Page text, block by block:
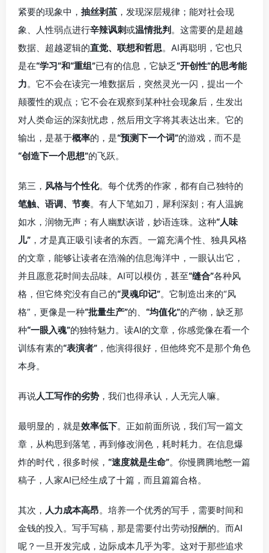
紧要的现象中， 抽丝剥茧 ，发现深层规律；能对社会现
象、人性弱点进行辛辣讽刺或温情批判。这需要的是超越
数据、超越逻辑的直觉、联想和哲思。AI再聪明，它也只
是在“学习”和“重组”已有的信息，它缺乏“开创性”的思考能
力。它不会在读完一堆数据后，突然灵光一闪，提出一个
颠覆性的观点；它不会在观察到某种社会现象后，生发出
对人类命运的深刻忧虑，然后用文字将其表达出来。它的
输出，是基于概率的，是“预测下一个词”的游戏，而不是
“创造下一个思想”的飞跃。
第三， 风格与个性化。每个优秀的作家，都有自己独特的
笔触、语调、节奏。有人下笔如刀，犀利深刻；有人温婉
如水，润物无声；有人幽默诙谐，妙语连珠。这种“人味
儿” ，才是真正吸引读者的东西。一篇充满个性、独具风格
的文章，能够让读者在浩瀚的信息海洋中，一眼认出它，
并且愿意花时间去品味。AI可以模仿，甚至“缝合”各种风
格，但它终究没有自己的“灵魂印记”。它制造出来的“风
格”，更像是一种“批量生产”的、 “均值化”的产物，缺乏那
种“一眼入魂”的独特魅力。读AI的文章，你感觉像在看一个
训练有素的“表演者” ，他演得很好，但他终究不是那个角色
本身。
再说人工写作的劣势 ，我们也得承认，人无完人嘛。
最明显的，就是效率低下。正如前面所说，我们写一篇文
章，从构思到落笔，再到修改润色，耗时耗力。在信息爆
炸的时代，很多时候， “速度就是生命”。你慢腾腾地憋一篇
稿子，人家AI已经生成了十篇，而且篇篇合格。
其次， 人力成本高昂。培养一个优秀的写手，需要时间和
金钱的投入。写手写稿，那是需要付出劳动报酬的。而AI
呢？一旦开发完成，边际成本几乎为零。这对于那些追求